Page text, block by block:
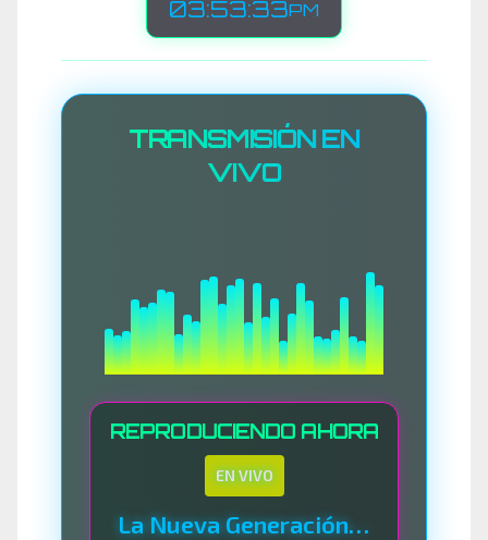
03:53:35PM
TRANSMISIÓN EN
VIVO
REPRODUCIENDO AHORA
EN VIVO
La Nueva Generación Del Sistema